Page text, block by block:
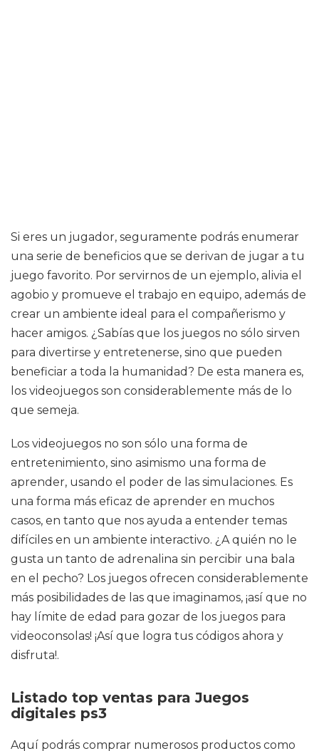
Si eres un jugador, seguramente podrás enumerar
una serie de beneficios que se derivan de jugar a tu
juego favorito. Por servirnos de un ejemplo, alivia el
agobio y promueve el trabajo en equipo, además de
crear un ambiente ideal para el compañerismo y
hacer amigos. ¿Sabías que los juegos no sólo sirven
para divertirse y entretenerse, sino que pueden
beneficiar a toda la humanidad? De esta manera es,
los videojuegos son considerablemente más de lo
que semeja.
Los videojuegos no son sólo una forma de
entretenimiento, sino asimismo una forma de
aprender, usando el poder de las simulaciones. Es
una forma más eficaz de aprender en muchos
casos, en tanto que nos ayuda a entender temas
difíciles en un ambiente interactivo. ¿A quién no le
gusta un tanto de adrenalina sin percibir una bala
en el pecho? Los juegos ofrecen considerablemente
más posibilidades de las que imaginamos, ¡así que no
hay límite de edad para gozar de los juegos para
videoconsolas! ¡Así que logra tus códigos ahora y
disfruta!.
Listado top ventas para Juegos
digitales ps3
Aquí podrás comprar numerosos productos como